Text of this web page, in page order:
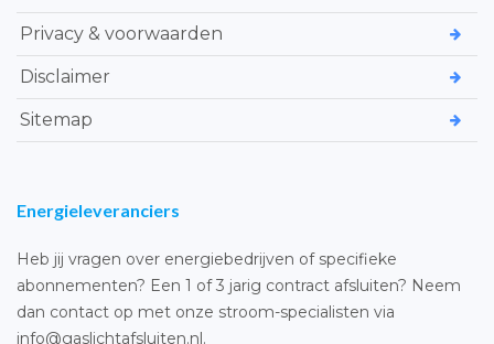
Privacy & voorwaarden
Disclaimer
Sitemap
Energieleveranciers
Heb jij vragen over energiebedrijven of specifieke
abonnementen? Een 1 of 3 jarig contract afsluiten? Neem
dan contact op met onze stroom-specialisten via
info@gaslichtafsluiten.nl.